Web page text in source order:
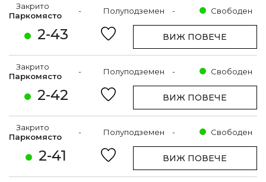
2-43
Закрито
Паркомясто
- Полуподземен - Свободен
ВИЖ ПОВЕЧЕ
2-42
Закрито
Паркомясто
- Полуподземен - Свободен
ВИЖ ПОВЕЧЕ
2-41
Закрито
Паркомясто
- Полуподземен - Свободен
ВИЖ ПОВЕЧЕ